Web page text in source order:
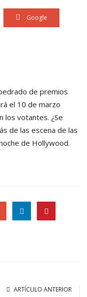
Google
de premios
el 10 de marzo
los votantes. ¿Se
de las escena de las
de Hollywood.
ARTÍCULO ANTERIOR